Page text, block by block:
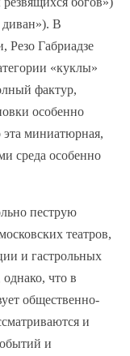
диван»). В
Резо Габриадзе
«куклы»
фактур,
особенно
миниатюрная,
среда особенно
пеструю
театров,
и гастрольных
что в
общественно-
и
и